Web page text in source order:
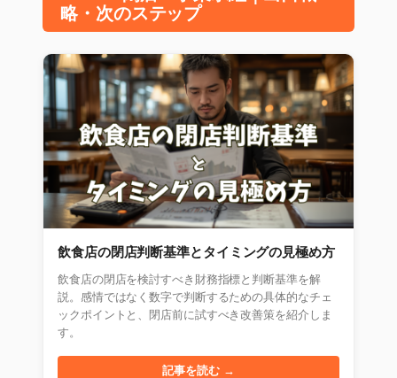
略・次のステップ
飲食店の閉店判断基準とタイミングの見極め方
飲食店の閉店を検討すべき財務指標と判断基準を解
説。感情ではなく数字で判断するための具体的なチェ
ックポイントと、閉店前に試すべき改善策を紹介しま
す。
記事を読む →